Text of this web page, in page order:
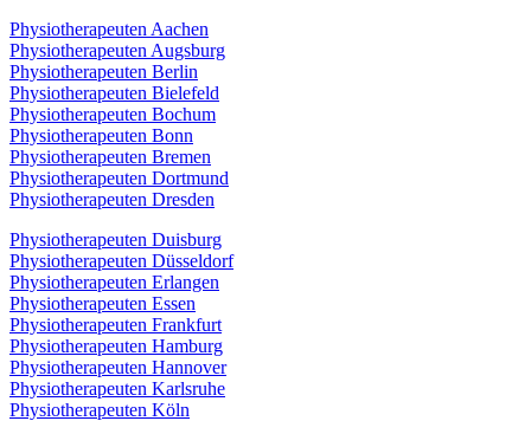
Physiotherapeuten Aachen
Physiotherapeuten Augsburg
Physiotherapeuten Berlin
Physiotherapeuten Bielefeld
Physiotherapeuten Bochum
Physiotherapeuten Bonn
Physiotherapeuten Bremen
Physiotherapeuten Dortmund
Physiotherapeuten Dresden
Physiotherapeuten Duisburg
Physiotherapeuten Düsseldorf
Physiotherapeuten Erlangen
Physiotherapeuten Essen
Physiotherapeuten Frankfurt
Physiotherapeuten Hamburg
Physiotherapeuten Hannover
Physiotherapeuten Karlsruhe
Physiotherapeuten Köln